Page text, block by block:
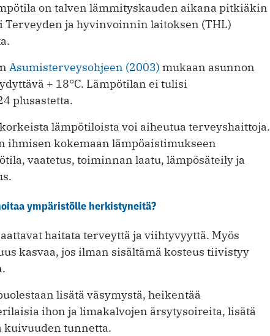
on talven lämmityskauden aikana pitkiäkin
Terveyden ja hyvinvoinnin laitoksen (THL)
Asumisterveysohjeen (2003) mukaan asunnon
+ 18°C. Lämpötilan ei tulisi
plusastetta.
lämpötiloista voi aiheutua terveyshaittoja.
ihmisen kokemaan lämpöaistimukseen
vaatetus, toiminnan laatu, lämpösäteily ja
ympäristölle herkistyneitä?
haitata terveyttä ja viihtyvyyttä. Myös
kasvaa, jos ilman sisältämä kosteus tiivistyy
lisätä väsymystä, heikentää
ihon ja limakalvojen ärsytysoireita, lisätä
kuivuuden tunnetta.